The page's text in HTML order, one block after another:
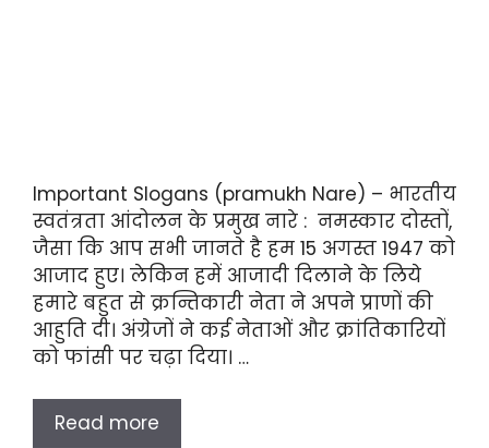
Important Slogans (pramukh Nare) – भारतीय
स्वतंत्रता आंदोलन के प्रमुख नारे : नमस्कार दोस्तों,
जैसा कि आप सभी जानते है हम 15 अगस्त 1947 को
आजाद हुए। लेकिन हमें आजादी दिलाने के लिये
हमारे बहुत से क्रन्तिकारी नेता ने अपने प्राणों की
आहुति दी। अंग्रेजों ने कई नेताओं और क्रांतिकारियों
को फांसी पर चढ़ा दिया। …
Read more